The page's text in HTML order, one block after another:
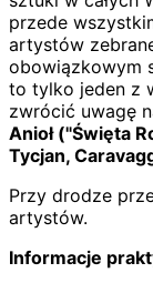
przede
artystów
obowiązkowym
to tylko jeden z
zwrócić uwagę
Anioł ("Święta
Tycjan,
Przy drodze
artystów.
Informacje